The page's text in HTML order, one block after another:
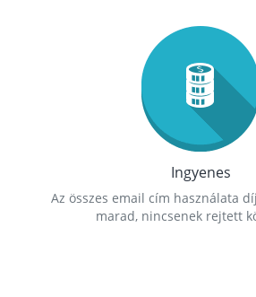
Ingyenes
Az összes email cím használata
marad, nincsenek rejtett